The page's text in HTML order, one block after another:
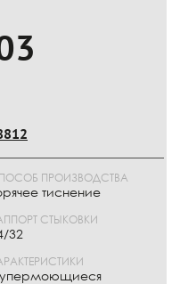
ПРОИЗВОДСТВА
тиснение
СТЫКОВКИ
32